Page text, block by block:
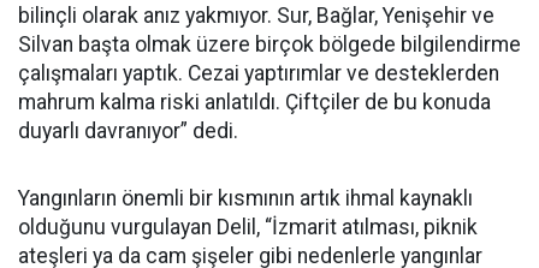
bilinçli olarak anız yakmıyor. Sur, Bağlar, Yenişehir ve
Silvan başta olmak üzere birçok bölgede bilgilendirme
çalışmaları yaptık. Cezai yaptırımlar ve desteklerden
mahrum kalma riski anlatıldı. Çiftçiler de bu konuda
duyarlı davranıyor” dedi.
Yangınların önemli bir kısmının artık ihmal kaynaklı
olduğunu vurgulayan Delil, “İzmarit atılması, piknik
ateşleri ya da cam şişeler gibi nedenlerle yangınlar